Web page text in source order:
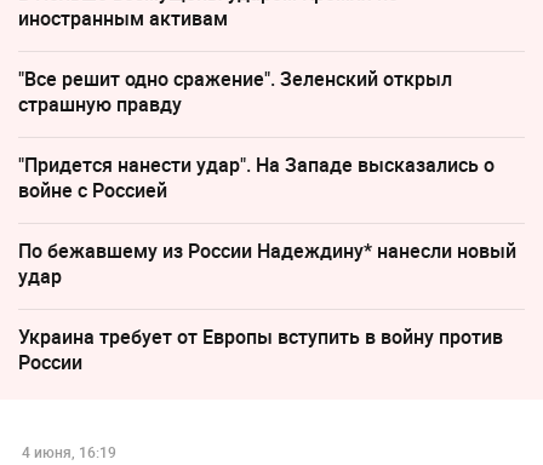
иностранным активам
"Все решит одно сражение". Зеленский открыл
страшную правду
"Придется нанести удар". На Западе высказались о
войне с Россией
По бежавшему из России Надеждину* нанесли новый
удар
Украина требует от Европы вступить в войну против
России
4 июня, 16:19